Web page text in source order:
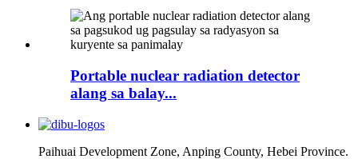
Portable nuclear radiation detector
alang sa balay...
Paihuai Development Zone, Anping County, Hebei Province.